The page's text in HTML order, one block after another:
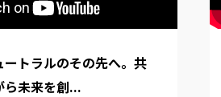
ートラルのその先へ。共
ら未来を創...